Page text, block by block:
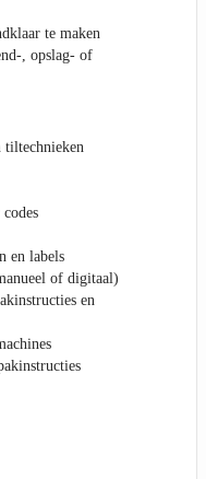
te maken
, opslag- of
tiltechnieken
en labels
of digitaal)
en